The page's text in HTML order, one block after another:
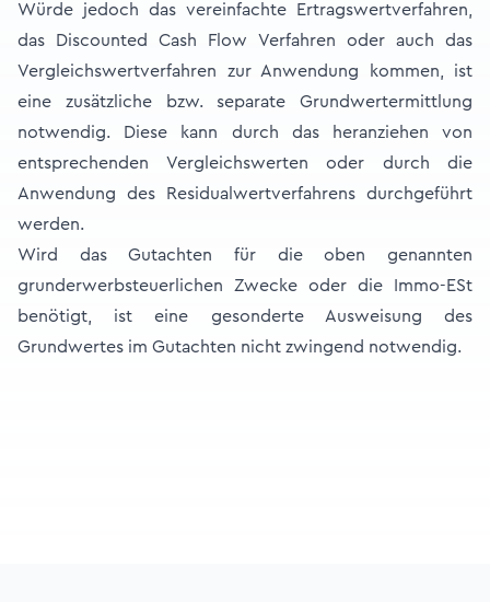
Würde jedoch das vereinfachte Ertragswertverfahren,
das Discounted Cash Flow Verfahren oder auch das
Vergleichswertverfahren zur Anwendung kommen, ist
eine zusätzliche bzw. separate Grundwertermittlung
notwendig. Diese kann durch das heranziehen von
entsprechenden Vergleichswerten oder durch die
Anwendung des Residualwertverfahrens durchgeführt
werden.
Wird das Gutachten für die oben genannten
grunderwerbsteuerlichen Zwecke oder die Immo-ESt
benötigt, ist eine gesonderte Ausweisung des
Grundwertes im Gutachten nicht zwingend notwendig.